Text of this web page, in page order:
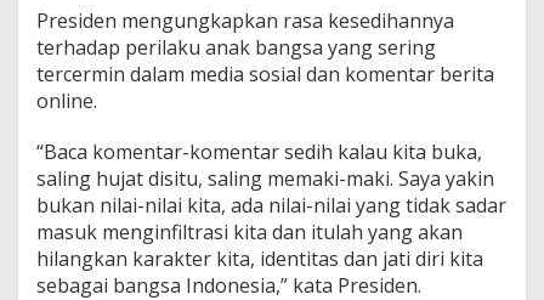
s
i
a
Presiden mengungkapkan rasa kesedihannya
terhadap perilaku anak bangsa yang sering
tercermin dalam media sosial dan komentar berita
online.
“Baca komentar-komentar sedih kalau kita buka,
saling hujat disitu, saling memaki-maki. Saya yakin
bukan nilai-nilai kita, ada nilai-nilai yang tidak sadar
masuk menginfiltrasi kita dan itulah yang akan
hilangkan karakter kita, identitas dan jati diri kita
sebagai bangsa Indonesia,” kata Presiden.